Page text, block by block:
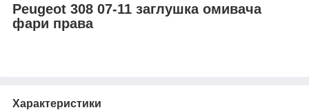
Peugeot 308 07-11 заглушка омивача
фари права
Характеристики